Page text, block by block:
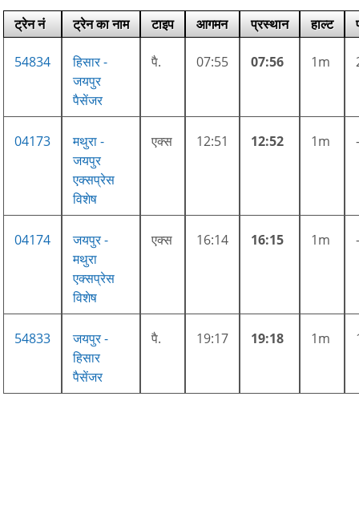
ट्रेन नं ट्रेन का नाम टाइप आगमन प्रस्थान हाल्ट
54834
हिसार -
जयपुर
पैसेंजर
पै. 07:55 07:56 1m
04173
मथुरा -
जयपुर
एक्सप्रेस
विशेष
एक्स 12:51 12:52 1m
04174
जयपुर -
मथुरा
एक्सप्रेस
विशेष
एक्स 16:14 16:15 1m
54833
जयपुर -
हिसार
पैसेंजर
पै. 19:17 19:18 1m